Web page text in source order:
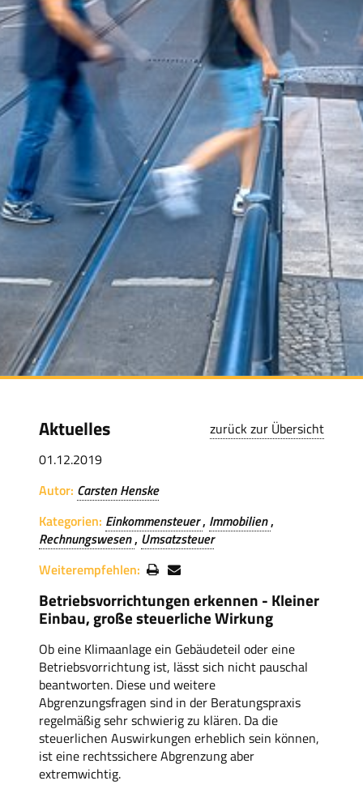
Aktuelles
01.12.2019
Autor: Carsten Henske
Kategorien: Einkommensteuer Immobilien
Rechnungswesen Umsatzsteuer
Weiterempfehlen:
zurück zur Übersicht
Betriebsvorrichtungen erkennen - Kleiner
Einbau, große steuerliche Wirkung
Ob eine Klimaanlage ein Gebäudeteil oder eine
Betriebsvorrichtung ist, lässt sich nicht pauschal
beantworten. Diese und weitere
Abgrenzungsfragen sind in der Beratungspraxis
regelmäßig sehr schwierig zu klären. Da die
steuerlichen Auswirkungen erheblich sein können,
ist eine rechtssichere Abgrenzung aber
extremwichtig.